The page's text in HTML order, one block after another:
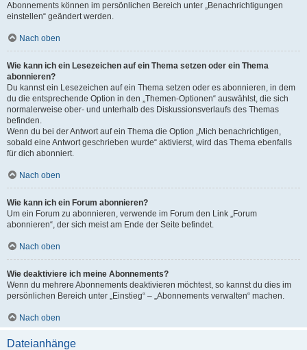
Abonnements können im persönlichen Bereich unter „Benachrichtigungen
einstellen“ geändert werden.
Nach oben
Wie kann ich ein Lesezeichen auf ein Thema setzen oder ein Thema
abonnieren?
Du kannst ein Lesezeichen auf ein Thema setzen oder es abonnieren, in dem
du die entsprechende Option in den „Themen-Optionen“ auswählst, die sich
normalerweise ober- und unterhalb des Diskussionsverlaufs des Themas
befinden.
Wenn du bei der Antwort auf ein Thema die Option „Mich benachrichtigen,
sobald eine Antwort geschrieben wurde“ aktivierst, wird das Thema ebenfalls
für dich abonniert.
Nach oben
Wie kann ich ein Forum abonnieren?
Um ein Forum zu abonnieren, verwende im Forum den Link „Forum
abonnieren“, der sich meist am Ende der Seite befindet.
Nach oben
Wie deaktiviere ich meine Abonnements?
Wenn du mehrere Abonnements deaktivieren möchtest, so kannst du dies im
persönlichen Bereich unter „Einstieg“ – „Abonnements verwalten“ machen.
Nach oben
Dateianhänge